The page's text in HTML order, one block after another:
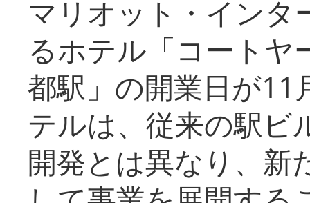
マリオット・インタ
るホテル「コートヤ
都駅」の開業日が11
テルは、従来の駅ビ
開発とは異なり、新